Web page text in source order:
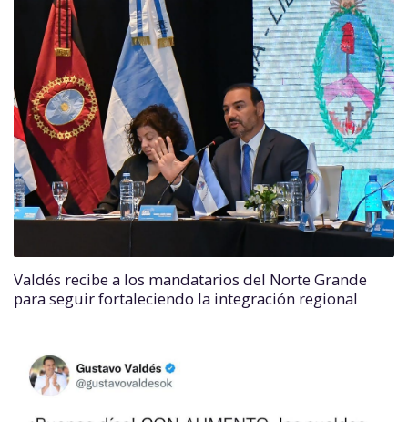
Valdés recibe a los mandatarios del Norte Grande
para seguir fortaleciendo la integración regional